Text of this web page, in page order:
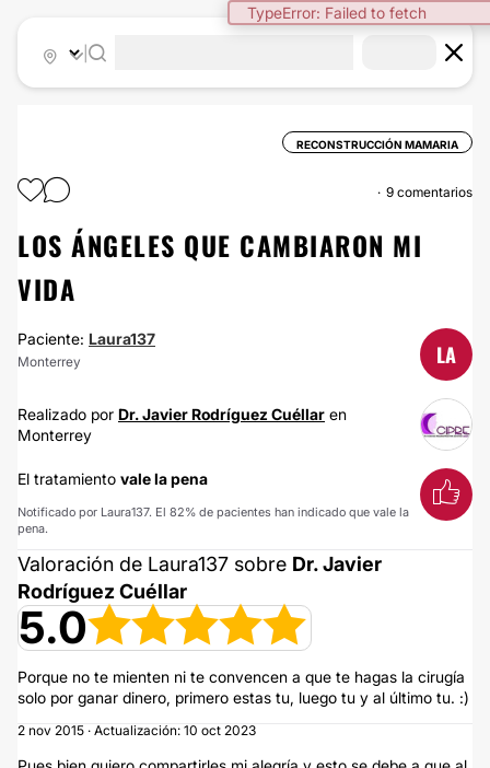
TypeError: Failed to fetch
RECONSTRUCCIÓN MAMARIA
9 comentarios
LOS ÁNGELES QUE CAMBIARON MI
VIDA
Paciente: Laura137
Monterrey LA
Realizado por Dr. Javier Rodríguez Cuéllar en
Monterrey
El tratamiento vale la pena
Notificado por Laura137. El 82% de pacientes han indicado que vale la
pena.
Valoración de Laura137 sobre Dr. Javier
Rodríguez Cuéllar
5.0
Porque no te mienten ni te convencen a que te hagas la cirugía
solo por ganar dinero, primero estas tu, luego tu y al último tu. :)
2 nov 2015 · Actualización: 10 oct 2023